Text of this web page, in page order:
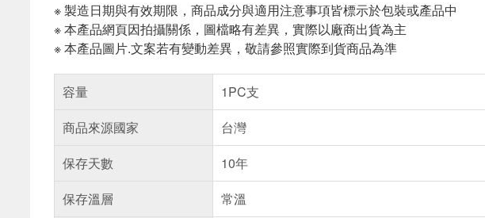
※ 製造日期與有效期限，商品成分與適用注意事項皆標示於包裝或產品中
※ 本產品網頁因拍攝關係，圖檔略有差異，實際以廠商出貨為主
※ 本產品圖片.文案若有變動差異，敬請參照實際到貨商品為準
容量
1PC支
商品來源國家
台灣
保存天數
10年
保存溫層
常溫